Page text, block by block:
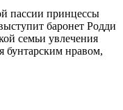
пассии принцессы
баронет Родди
семьи увлечения
бунтарским нравом,